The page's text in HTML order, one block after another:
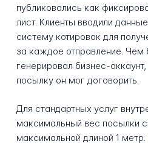
публиковались как
лист. Клиенты вводили
систему котировок для
за каждое отправление.
генерировал бизнес-
посылку он мог договорить.
Для стандартных услуг
максимальный вес посылки
максимальной длиной 1